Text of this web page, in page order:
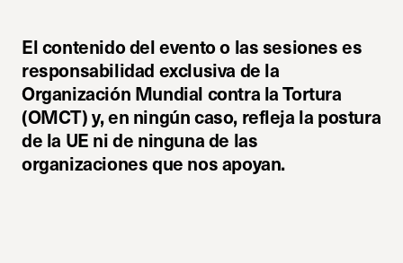
El contenido del evento o las sesiones es
responsabilidad exclusiva de la
Organización Mundial contra la Tortura
(OMCT) y, en ningún caso, refleja la postura
de la UE ni de ninguna de las
organizaciones que nos apoyan.